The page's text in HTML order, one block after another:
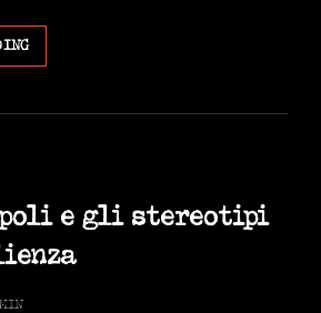
IL
PARADOSSO
MUTANDE:
FELTRI.e gli stereotipi